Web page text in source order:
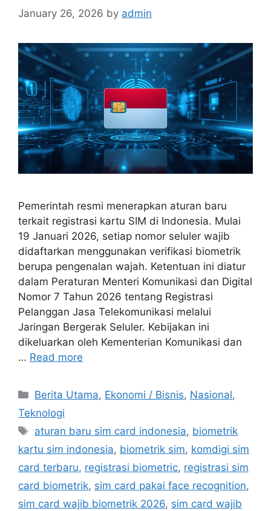
January 26, 2026 by admin
Pemerintah resmi menerapkan aturan baru
terkait registrasi kartu SIM di Indonesia. Mulai
19 Januari 2026, setiap nomor seluler wajib
didaftarkan menggunakan verifikasi biometrik
berupa pengenalan wajah. Ketentuan ini diatur
dalam Peraturan Menteri Komunikasi dan Digital
Nomor 7 Tahun 2026 tentang Registrasi
Pelanggan Jasa Telekomunikasi melalui
Jaringan Bergerak Seluler. Kebijakan ini
dikeluarkan oleh Kementerian Komunikasi dan
… Read more
C
a
e
g
o
r
Berita Utama, Ekonomi / Bisnis, Nasional,
Teknologi
T
a
s
aturan baru sim card indonesia, biometrik
kartu sim indonesia, biometrik sim, komdigi sim
card terbaru, registrasi biometric, registrasi sim
card biometrik, sim card pakai face recognition,
sim card wajib biometrik 2026, sim card wajib